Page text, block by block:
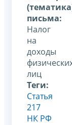
письма:
Налог
на
доходы
лиц
Теги:
Статья
217
НК РФ